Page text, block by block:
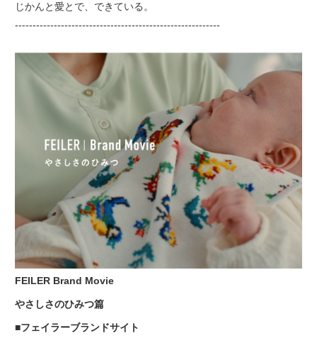
じかんと愛とで、できている。
----------------------------------------------------------
FEILER Brand Movie
やさしさのひみつ篇
■フェイラーブランドサイト